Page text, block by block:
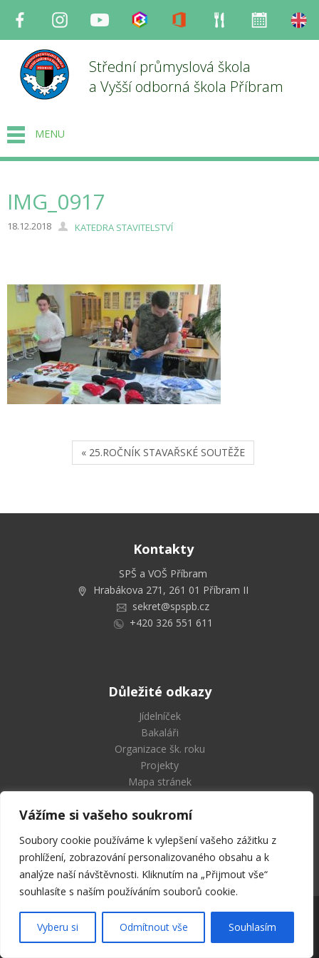
Vážíme si vašeho soukromí
Soubory cookie používáme k vylepšení vašeho zážitku z
prohlížení, zobrazování personalizovaného obsahu a k
analýze naší návštěvnosti. Kliknutím na „Přijmout vše“
souhlasíte s naším používáním souborů cookie.
Vyberu si Odmítnout vše Souhlasím
Facebook InstagramYoutube Bakaláři Office Strava
Střední průmyslová škola
a Vyšší odborná škola Příbram
MENU
IMG_0917
18.12.2018 KATEDRA STAVITELSTVÍ
« 25.ROČNÍK STAVAŘSKÉ SOUTĚŽE
Kontakty
SPŠ a VOŠ Příbram
Hrabákova 271, 261 01 Příbram II
sekret@spspb.cz
+420 326 551 611
Důležité odkazy
Jídelníček
Bakaláři
Organizace šk. roku
Projekty
Mapa stránek
Střední průmyslová škola
a Vyšší odborná škola Příbram
2026 © SPŠ a VOŠ Příbram | Všechna práva vyhrazena